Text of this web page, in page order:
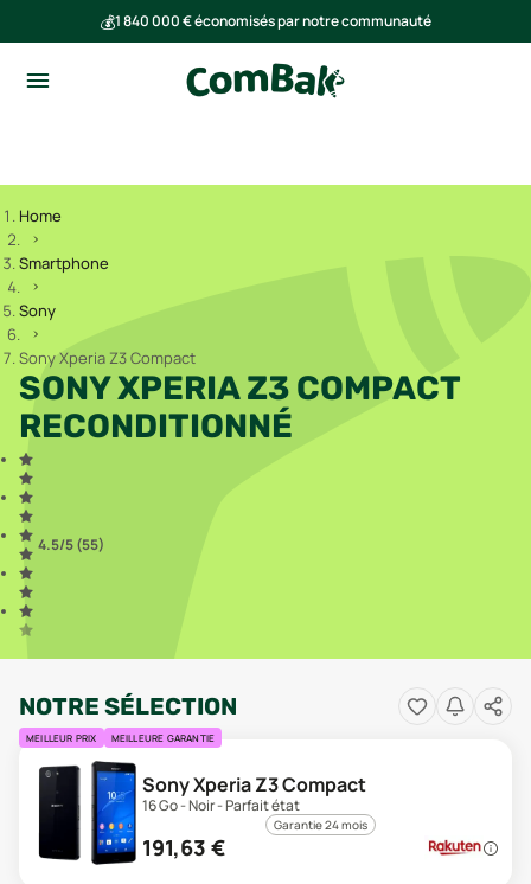
💰1 840 000 € économisés par notre communauté
Home
Smartphone
Sony
Sony Xperia Z3 Compact
SONY XPERIA Z3 COMPACT
RECONDITIONNÉ
4.5/5 (55)
NOTRE SÉLECTION
MEILLEUR PRIX MEILLEURE GARANTIE
Sony Xperia Z3 Compact
16 Go - Noir - Parfait état
Garantie 24 mois
191,63 €